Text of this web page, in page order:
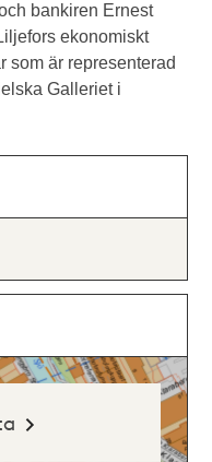
bankiren Ernest
ekonomiskt
som är representerad
Galleriet i